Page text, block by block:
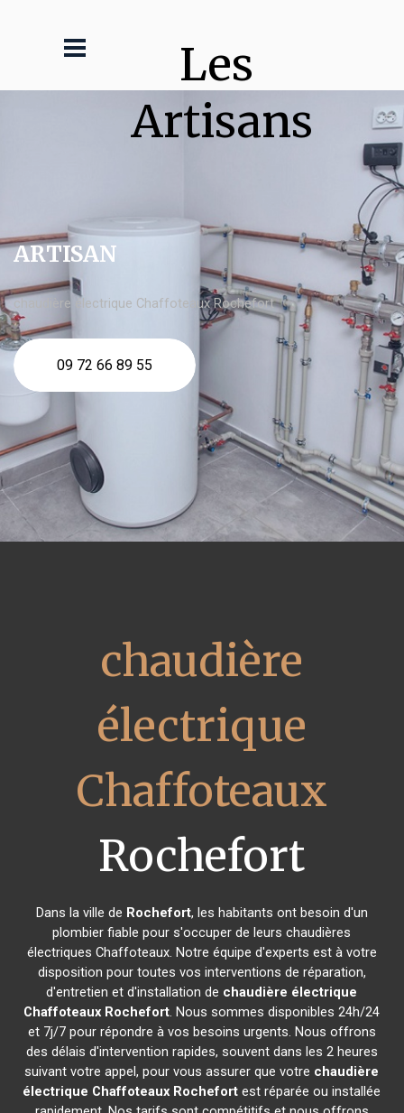
Les
Artisans
ARTISAN
chaudière électrique Chaffoteaux Rochefort
09 72 66 89 55
chaudière
électrique
Chaffoteaux
Rochefort
Dans la ville de Rochefort, les habitants ont besoin d'un
plombier fiable pour s'occuper de leurs chaudières
électriques Chaffoteaux. Notre équipe d'experts est à votre
disposition pour toutes vos interventions de réparation,
d'entretien et d'installation de chaudière électrique
Chaffoteaux Rochefort. Nous sommes disponibles 24h/24
et 7j/7 pour répondre à vos besoins urgents. Nous offrons
des délais d'intervention rapides, souvent dans les 2 heures
suivant votre appel, pour vous assurer que votre chaudière
électrique Chaffoteaux Rochefort est réparée ou installée